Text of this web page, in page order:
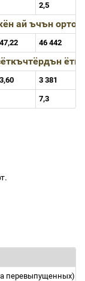
2,5
ай ъчън
46 442
3 381
7,3
перевыпущенных)